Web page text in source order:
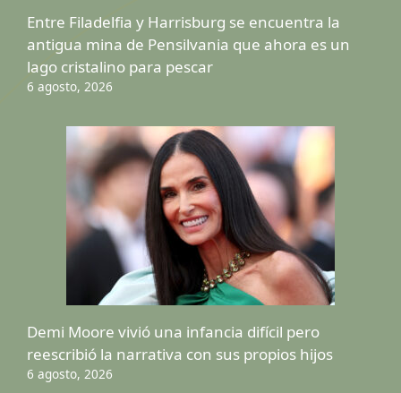
Entre Filadelfia y Harrisburg se encuentra la
antigua mina de Pensilvania que ahora es un
lago cristalino para pescar
6 agosto, 2026
Demi Moore vivió una infancia difícil pero
reescribió la narrativa con sus propios hijos
6 agosto, 2026